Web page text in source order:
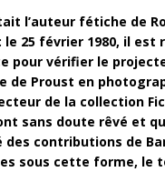
l’auteur fétiche de
le 25 février 1980, il
pour vérifier le
de Proust en
de la collection
sans doute rêvé et
contributions de
sous cette forme, le